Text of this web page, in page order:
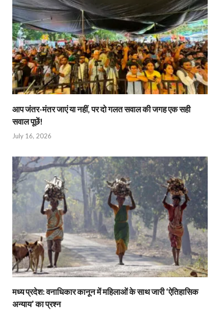
आप जंतर-मंतर जाएं या नहीं, पर दो गलत सवाल की जगह एक सही
सवाल पूछें!
July 16, 2026
मध्य प्रदेश: वनाधिकार कानून में महिलाओं के साथ जारी ‘ऐतिहासिक
अन्याय’ का प्रश्न